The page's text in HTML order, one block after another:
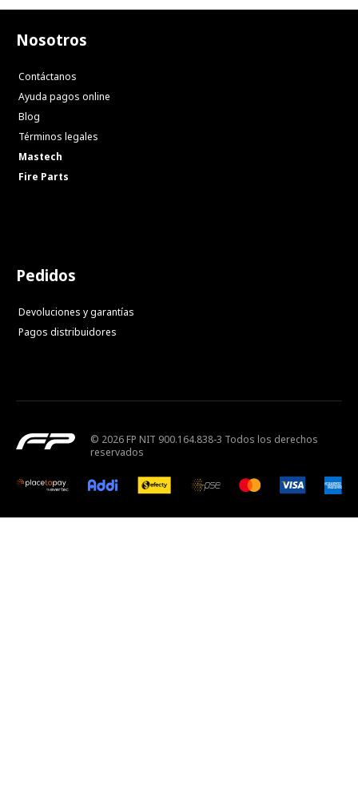
Nosotros
Contáctanos
Ayuda pagos online
Blog
Términos legales
Mastech
Fire Parts
Pedidos
Devoluciones y garantías
Pagos distribuidores
© 2026 FP NIT 900.164.838-3 Todos los derechos
reservados